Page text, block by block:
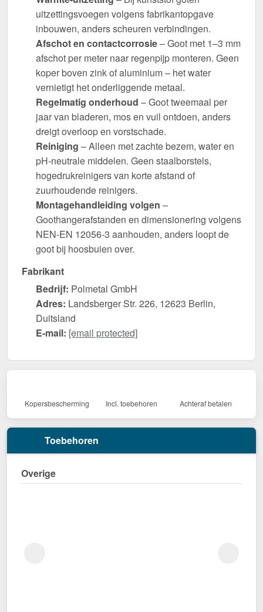
uitzettingsvoegen volgens fabrikantopgave
inbouwen, anders scheuren verbindingen.
Afschot en contactcorrosie– Goot met 1–3 mm
afschot per meter naar regenpijp monteren. Geen
koper boven zink of aluminium – het water
vernietigt het onderliggende metaal.
Regelmatig onderhoud – Goot tweemaal per
jaar van bladeren, mos en vuil ontdoen, anders
dreigt overloop en vorstschade.
Reiniging – Alleen met zachte bezem, water en
pH-neutrale middelen. Geen staalborstels,
hogedrukreinigers van korte afstand of
zuurhoudende reinigers.
Montagehandleiding volgen –
Goothangerafstanden en dimensionering volgens
NEN-EN 12056-3 aanhouden, anders loopt de
goot bij hoosbuien over.
Fabrikant
Bedrijf: Polmetal GmbH
Adres: Landsberger Str. 226, 12623 Berlin,
Duitsland
E-mail: [email protected]
Kopersbescherming Incl. toebehoren Achteraf betalen
Toebehoren
Overige